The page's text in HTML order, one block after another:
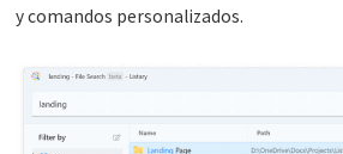
y comandos personalizados.